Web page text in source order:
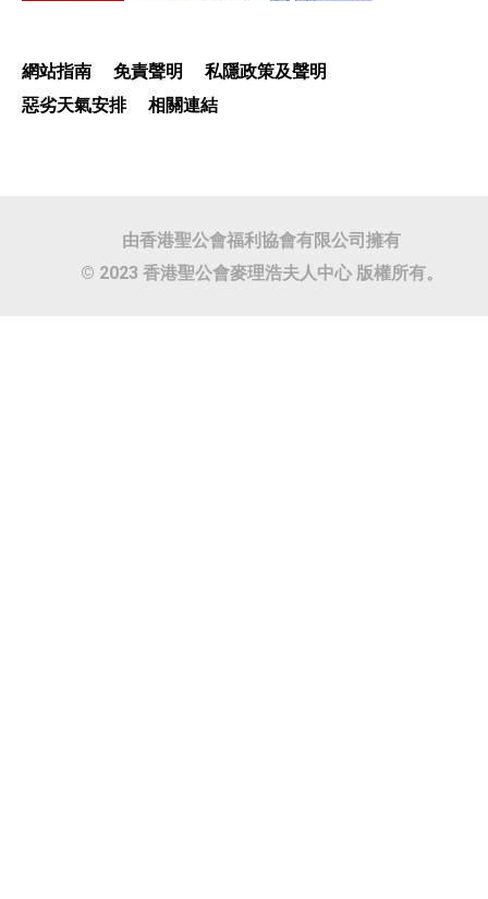
網站指南 免責聲明
私隱政策及聲明
惡劣天氣安排
相關連結
由香港聖公會福利協會有限公司擁有
© 2023 香港聖公會麥理浩夫人中心 版權所有。